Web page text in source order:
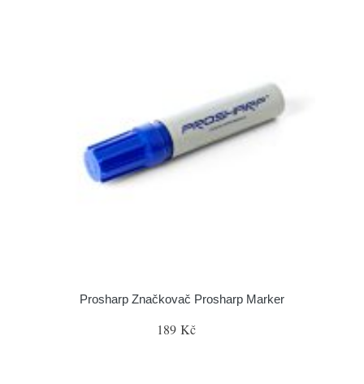
Prosharp Značkovač Prosharp Marker
189 Kč